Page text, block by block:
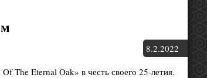
8.2.2022
The Eternal Oak» в честь своего 25-летия.